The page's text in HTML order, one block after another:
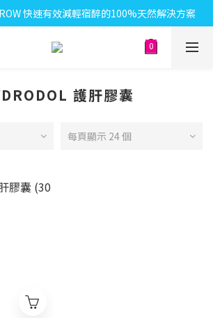
快速有效減輕宿醉的100%天然解決方案
護肝膠囊
每頁顯示 24 個